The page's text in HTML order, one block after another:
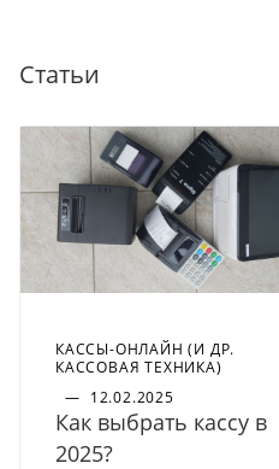
Статьи
КАССЫ-ОНЛАЙН (И ДР.
КАССОВАЯ ТЕХНИКА)
— 12.02.2025
Как выбрать кассу в
2025?